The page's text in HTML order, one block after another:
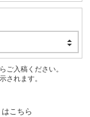
ご入稿ください。
されます。
こちら